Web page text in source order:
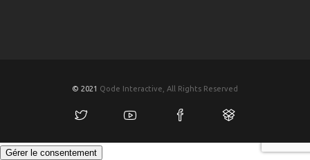
© 2021 Qode Interactive, All Rights Reserved
Gérer le consentement